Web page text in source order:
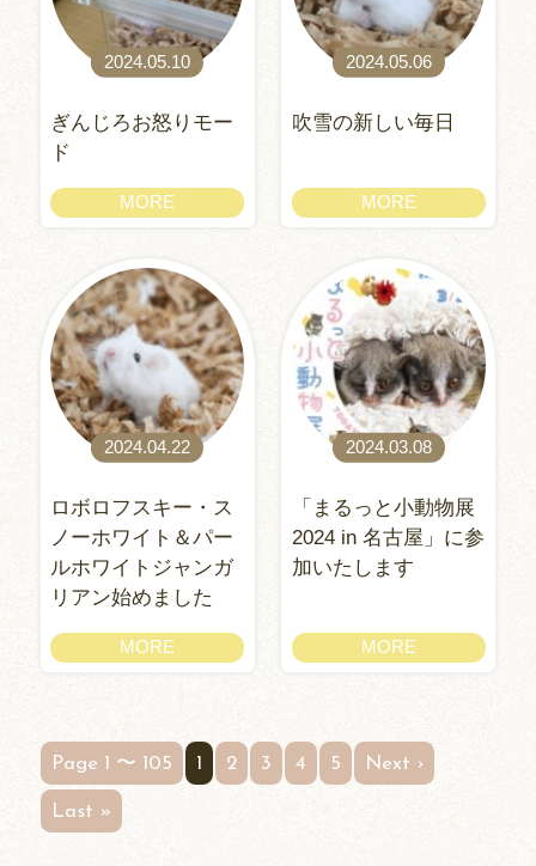
2024.05.10
ぎんじろお怒りモー
ド
MORE
2024.05.06
吹雪の新しい毎日
MORE
2024.04.22
ロボロフスキー・ス
ノーホワイト＆パー
ルホワイトジャンガ
リアン始めました
MORE
2024.03.08
「まるっと小動物展
2024 in 名古屋」に参
加いたします
MORE
Page 1 〜 105 1 2 3 4 5 Next ›
Last »